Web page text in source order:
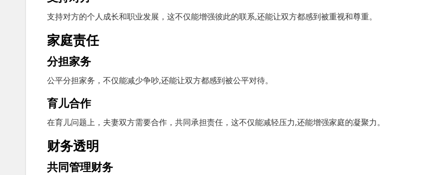
支持对方的个人成长和职业发展，这不仅能增强彼此的联系,还能让双方都感到被重视和尊重。
家庭责任
分担家务
公平分担家务，不仅能减少争吵,还能让双方都感到被公平对待。
育儿合作
在育儿问题上，夫妻双方需要合作，共同承担责任，这不仅能减轻压力,还能增强家庭的凝聚力。
财务透明
共同管理财务